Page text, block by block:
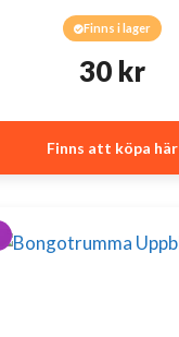
Finns i lager
30 kr
Finns att köpa här